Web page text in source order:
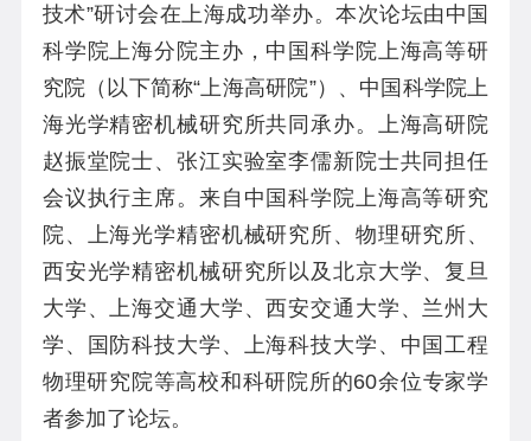
技术”研讨会在上海成功举办。本次论坛由中国
科学院上海分院主办，中国科学院上海高等研
究院（以下简称“上海高研院”）、中国科学院上
海光学精密机械研究所共同承办。上海高研院
赵振堂院士、张江实验室李儒新院士共同担任
会议执行主席。来自中国科学院上海高等研究
院、上海光学精密机械研究所、物理研究所、
西安光学精密机械研究所以及北京大学、复旦
大学、上海交通大学、西安交通大学、兰州大
学、国防科技大学、上海科技大学、中国工程
物理研究院等高校和科研院所的60余位专家学
者参加了论坛。